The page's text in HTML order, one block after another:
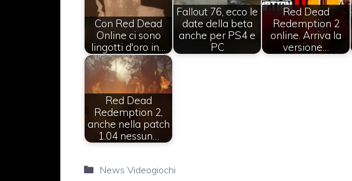
Con Red Dead
Online ci sono
lingotti d'oro in…
Fallout 76, ecco le
date della beta
anche per PS4 e
PC
Red Dead
Redemption 2
online. Arriva la
versione…
Red Dead
Redemption 2,
anche nella patch
1.04 nessun…
Categorie
News Videogiochi